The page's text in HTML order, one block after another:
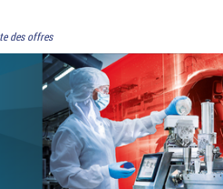
des offres